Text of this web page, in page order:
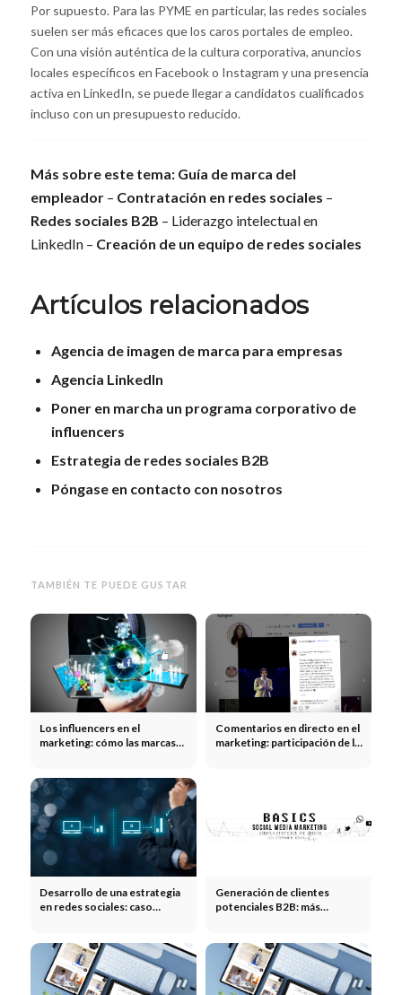
Por supuesto. Para las PYME en particular, las redes sociales
suelen ser más eficaces que los caros portales de empleo.
Con una visión auténtica de la cultura corporativa, anuncios
locales específicos en Facebook o Instagram y una presencia
activa en LinkedIn, se puede llegar a candidatos cualificados
incluso con un presupuesto reducido.
Más sobre este tema: Guía de marca del
empleador– Contratación en redes sociales –
Redes sociales B2B – Liderazgo intelectual en
LinkedIn – Creación de un equipo de redes sociales
Artículos relacionados
Agencia de imagen de marca para empresas
Agencia LinkedIn
Poner en marcha un programa corporativo de
influencers
Estrategia de redes sociales B2B
Póngase en contacto con nosotros
TAMBIÉN TE PUEDE GUSTAR
Los influencers en el
marketing: cómo las marcas
Comentarios en directo en el
marketing: participación de la
Desarrollo de una estrategia
en redes sociales: caso
ABC
Generación de clientes
potenciales B2B: más